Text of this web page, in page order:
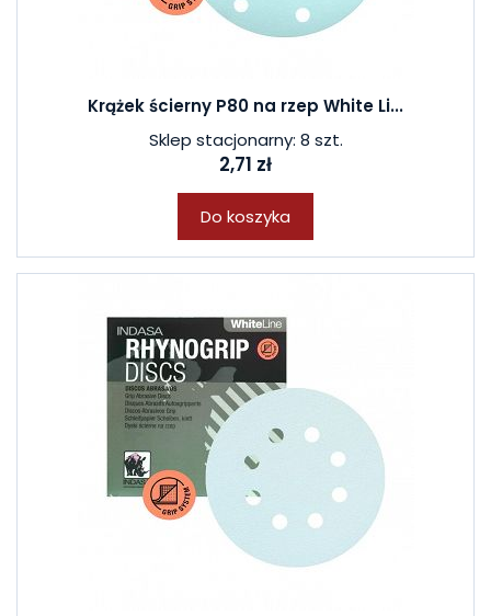
Krążek ścierny P80 na rzep White Li...
Sklep stacjonarny: 8 szt.
2,71 zł
Do koszyka